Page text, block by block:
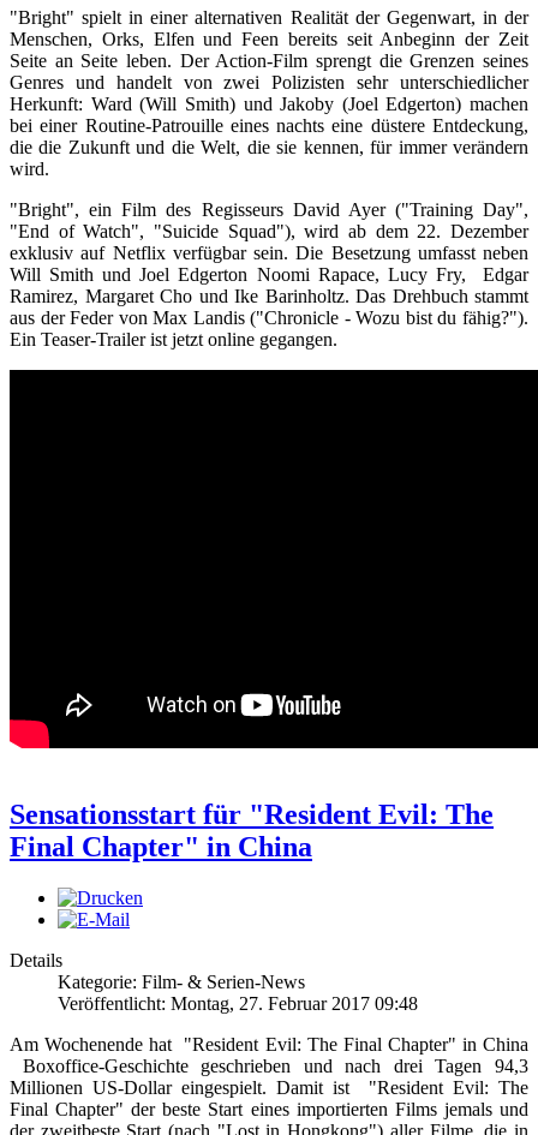
"Bright" spielt in einer alternativen Realität der Gegenwart, in der
Menschen, Orks, Elfen und Feen bereits seit Anbeginn der Zeit
Seite an Seite leben. Der Action-Film sprengt die Grenzen seines
Genres und handelt von zwei Polizisten sehr unterschiedlicher
Herkunft: Ward (Will Smith) und Jakoby (Joel Edgerton) machen
bei einer Routine-Patrouille eines nachts eine düstere Entdeckung,
die die Zukunft und die Welt, die sie kennen, für immer verändern
wird.
"Bright", ein Film des Regisseurs David Ayer ("Training Day",
"End of Watch", "Suicide Squad"), wird ab dem 22. Dezember
exklusiv auf Netflix verfügbar sein. Die Besetzung umfasst neben
Will Smith und Joel Edgerton Noomi Rapace, Lucy Fry, Edgar
Ramirez, Margaret Cho und Ike Barinholtz. Das Drehbuch stammt
aus der Feder von Max Landis ("Chronicle - Wozu bist du fähig?").
Ein Teaser-Trailer ist jetzt online gegangen.
Sensationsstart für "Resident Evil: The
Final Chapter" in China
Details
Kategorie: Film- & Serien-News
Veröffentlicht: Montag, 27. Februar 2017 09:48
Am Wochenende hat "Resident Evil: The Final Chapter" in China
Boxoffice-Geschichte geschrieben und nach drei Tagen 94,3
Millionen US-Dollar eingespielt. Damit ist "Resident Evil: The
Final Chapter" der beste Start eines importierten Films jemals und
der zweitbeste Start (nach "Lost in Hongkong") aller Filme, die in